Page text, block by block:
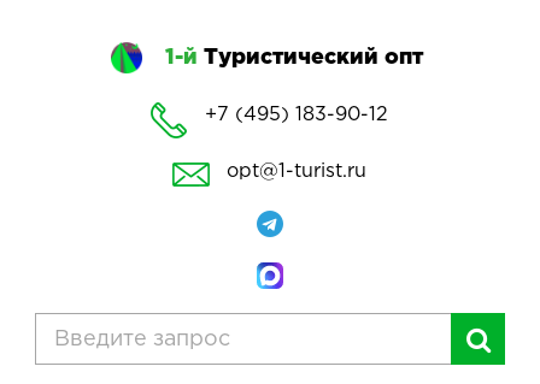
1-й Туристический опт
+7 (495) 183-90-12
opt@1-turist.ru